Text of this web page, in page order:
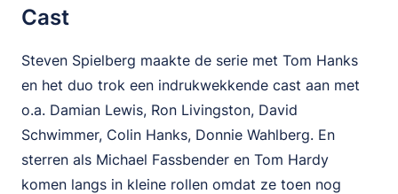
Cast
Steven Spielberg maakte de serie met Tom Hanks
en het duo trok een indrukwekkende cast aan met
o.a. Damian Lewis, Ron Livingston, David
Schwimmer, Colin Hanks, Donnie Wahlberg. En
sterren als Michael Fassbender en Tom Hardy
komen langs in kleine rollen omdat ze toen nog